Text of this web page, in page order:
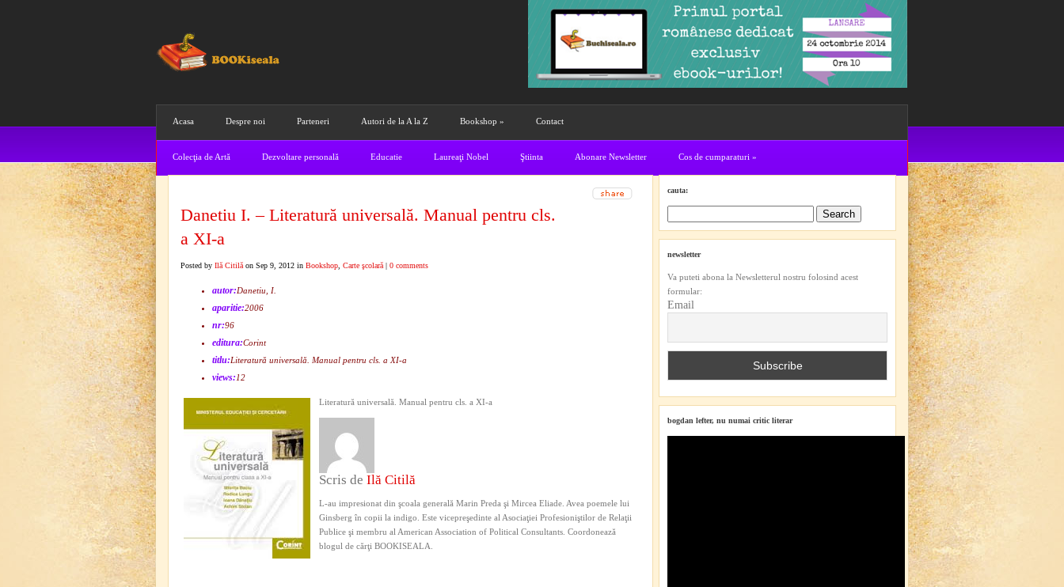
Acasa Despre noi Parteneri Autori de la A la Z Bookshop » Contact
Colecţia de Artă Dezvoltare personală Educatie Laureaţi Nobel Ştiinta Abonare Newsletter Cos de cumparaturi »
Danetiu I. – Literatură universală. Manual pentru cls.
a XI-a
Posted by Ilă Citilă on Sep 9, 2012 in Bookshop Carte şcolară | 0 comments
autor:Danetiu, I.
aparitie:2006
nr:96
editura:Corint
titlu:Literatură universală. Manual pentru cls. a XI-a
views:12
Literatură universală. Manual pentru cls. a XI-a
Scris de Ilă Citilă
L-au impresionat din şcoala generală Marin Preda şi Mircea Eliade. Avea poemele lui
Ginsberg în copii la indigo. Este vicepreşedinte al Asociaţiei Profesioniştilor de Relaţii
Publice şi membru al American Association of Political Consultants. Coordonează
blogul de cărţi BOOKISEALA.
cauta:
newsletter
Va puteti abona la Newsletterul nostru folosind acest
formular:
Email
bogdan lefter, nu numai critic literar